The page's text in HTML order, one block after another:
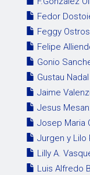
Fedor
Feggy
Felipe
Gonio
Gustau Nadal
Jaime
Jesus
Josep Maria
Jurgen y Lilo
Lilly A.
Luis Alfredo